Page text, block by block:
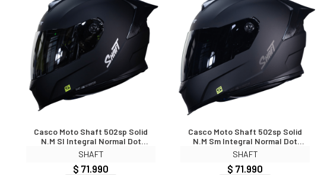
Casco Moto Shaft 502sp Solid
N.m Sl Integral Normal Dot
Acreditado (V/SV)
SHAFT
$ 71.990
Casco Moto Shaft 502sp Solid
N.m Sm Integral Normal Dot
Acreditado (V/SV)
SHAFT
$ 71.990